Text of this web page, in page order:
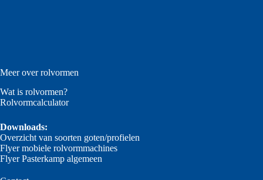
Meer over rolvormen
Wat is rolvormen?
Rolvormcalculator
Downloads:
Overzicht van soorten goten/profielen
Flyer mobiele rolvormmachines
Flyer Pasterkamp algemeen